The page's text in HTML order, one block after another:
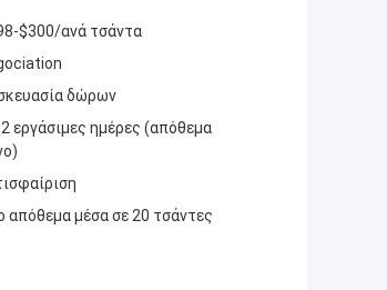
$300/ανά τσάντα
δώρων
εργάσιμες ημέρες (απόθεμα
απόθεμα μέσα σε 20 τσάντες